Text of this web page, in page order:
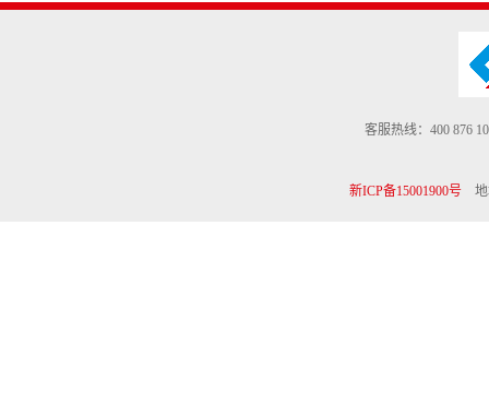
客服热线：400 876
新ICP备15001900号地